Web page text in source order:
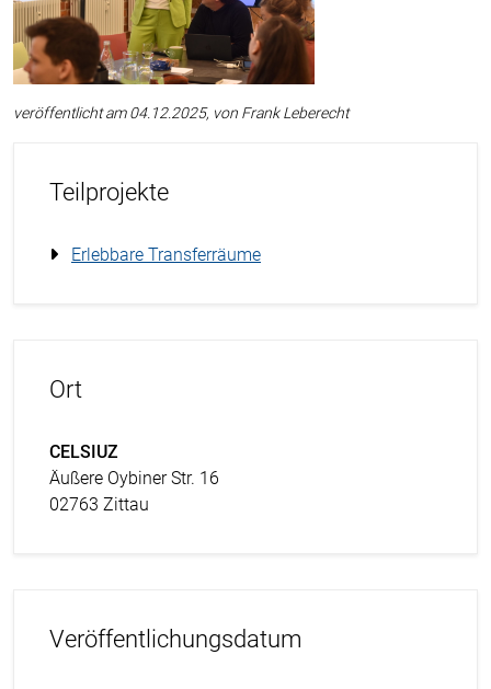
veröffentlicht am 04.12.2025, von Frank Leberecht
Teilprojekte
Erlebbare Transferräume
Ort
CELSIUZ
Äußere Oybiner Str. 16
02763 Zittau
Veröffentlichungsdatum